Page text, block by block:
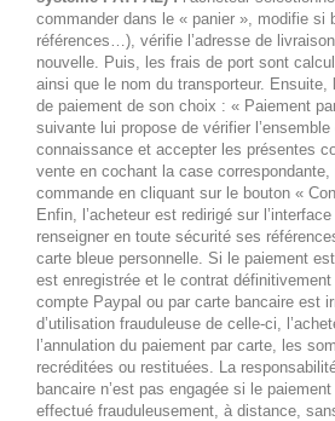
commander dans le « panier », modifie si
références…), vérifie l’adresse de
nouvelle. Puis, les frais de port sont
ainsi que le nom du transporteur. Ensuite,
de paiement de son choix : « Paiement
suivante lui propose de vérifier
connaissance et accepter les présentes
vente en cochant la case correspondante,
commande en cliquant sur le bouton «
Enfin, l’acheteur est redirigé sur
renseigner en toute sécurité ses
carte bleue personnelle. Si le paiement
est enregistrée et le contrat
compte Paypal ou par carte bancaire est
d’utilisation frauduleuse de celle-ci,
l’annulation du paiement par carte, les
recréditées ou restituées. La
bancaire n’est pas engagée si le
effectué frauduleusement, à distance,